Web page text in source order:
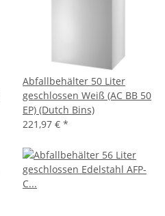
Abfallbehälter 50 Liter
geschlossen Weiß (AC BB 50
EP) (Dutch Bins)
221,97 € *